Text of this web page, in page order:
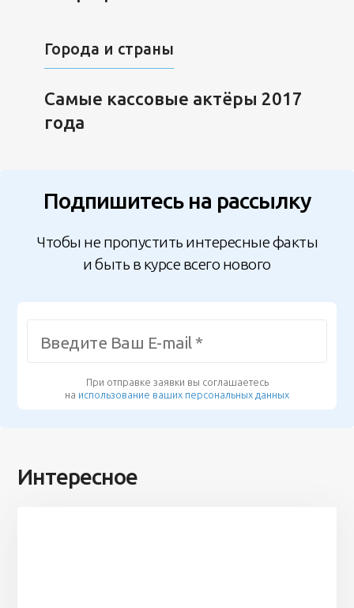
Города и страны
Самые кассовые актёры 2017
года
Подпишитесь на рассылку
Чтобы не пропустить интересные факты
и быть в курсе всего нового
При отправке заявки вы соглашаетесь
на использование ваших персональных данных
Интересное